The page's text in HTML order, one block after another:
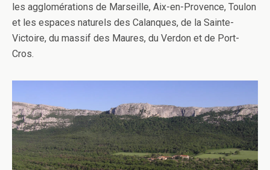
les agglomérations de Marseille, Aix-en-Provence, Toulon
et les espaces naturels des Calanques, de la Sainte-
Victoire, du massif des Maures, du Verdon et de Port-
Cros.